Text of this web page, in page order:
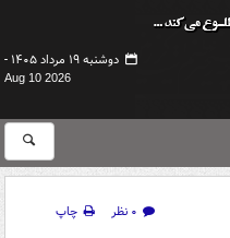
دوشنبه ۱۹ مرداد ۱۴۰۵ -
Aug 10 2026
۰ نظر
چاپ